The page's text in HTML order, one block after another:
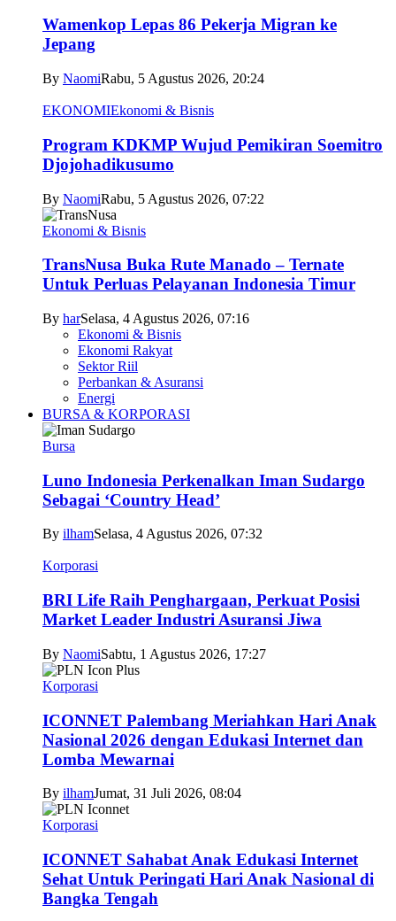
Wamenkop Lepas 86 Pekerja Migran ke
Jepang
By NaomiRabu, 5 Agustus 2026, 20:24
EKONOMIEkonomi & Bisnis
Program KDKMP Wujud Pemikiran Soemitro
Djojohadikusumo
By NaomiRabu, 5 Agustus 2026, 07:22
Ekonomi & Bisnis
TransNusa Buka Rute Manado – Ternate
Untuk Perluas Pelayanan Indonesia Timur
By harSelasa, 4 Agustus 2026, 07:16
Ekonomi & Bisnis
Ekonomi Rakyat
Sektor Riil
Perbankan & Asuransi
Energi
BURSA & KORPORASI
Bursa
Luno Indonesia Perkenalkan Iman Sudargo
Sebagai ‘Country Head’
By ilhamSelasa, 4 Agustus 2026, 07:32
Korporasi
BRI Life Raih Penghargaan, Perkuat Posisi
Market Leader Industri Asuransi Jiwa
By NaomiSabtu, 1 Agustus 2026, 17:27
Korporasi
ICONNET Palembang Meriahkan Hari Anak
Nasional 2026 dengan Edukasi Internet dan
Lomba Mewarnai
By ilhamJumat, 31 Juli 2026, 08:04
Korporasi
ICONNET Sahabat Anak Edukasi Internet
Sehat Untuk Peringati Hari Anak Nasional di
Bangka Tengah